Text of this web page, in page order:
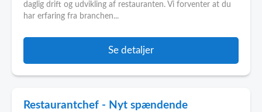
daglig drift og udvikling af restauranten. Vi forventer at du
har erfaring fra branchen...
Se detaljer
Restaurantchef - Nyt spændende